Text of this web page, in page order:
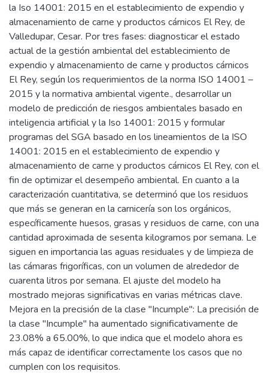
la Iso 14001: 2015 en el establecimiento de expendio y
almacenamiento de carne y productos cárnicos El Rey, de
Valledupar, Cesar. Por tres fases: diagnosticar el estado
actual de la gestión ambiental del establecimiento de
expendio y almacenamiento de carne y productos cárnicos
El Rey, según los requerimientos de la norma ISO 14001 –
2015 y la normativa ambiental vigente., desarrollar un
modelo de predicción de riesgos ambientales basado en
inteligencia artificial y la Iso 14001: 2015 y formular
programas del SGA basado en los lineamientos de la ISO
14001: 2015 en el establecimiento de expendio y
almacenamiento de carne y productos cárnicos El Rey, con el
fin de optimizar el desempeño ambiental. En cuanto a la
caracterización cuantitativa, se determinó que los residuos
que más se generan en la carnicería son los orgánicos,
específicamente huesos, grasas y residuos de carne, con una
cantidad aproximada de sesenta kilogramos por semana. Le
siguen en importancia las aguas residuales y de limpieza de
las cámaras frigoríficas, con un volumen de alrededor de
cuarenta litros por semana. El ajuste del modelo ha
mostrado mejoras significativas en varias métricas clave.
Mejora en la precisión de la clase "Incumple": La precisión de
la clase "Incumple" ha aumentado significativamente de
23.08% a 65.00%, lo que indica que el modelo ahora es
más capaz de identificar correctamente los casos que no
cumplen con los requisitos.